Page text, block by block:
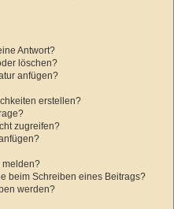
Antwort?
löschen?
anfügen?
erstellen?
zugreifen?
melden?
beim Schreiben eines Beitrags?
werden?